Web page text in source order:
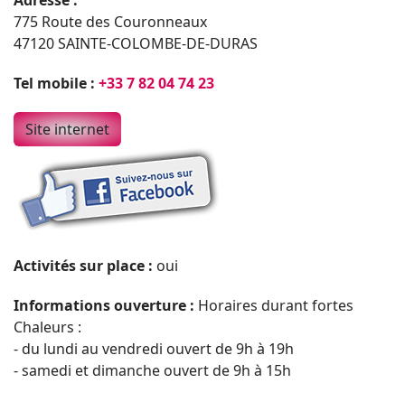
775 Route des Couronneaux
47120 SAINTE-COLOMBE-DE-DURAS
Tel mobile : +33 7 82 04 74 23
Site internet
Activités sur place : oui
Informations ouverture : Horaires durant fortes
Chaleurs :
- du lundi au vendredi ouvert de 9h à 19h
- samedi et dimanche ouvert de 9h à 15h